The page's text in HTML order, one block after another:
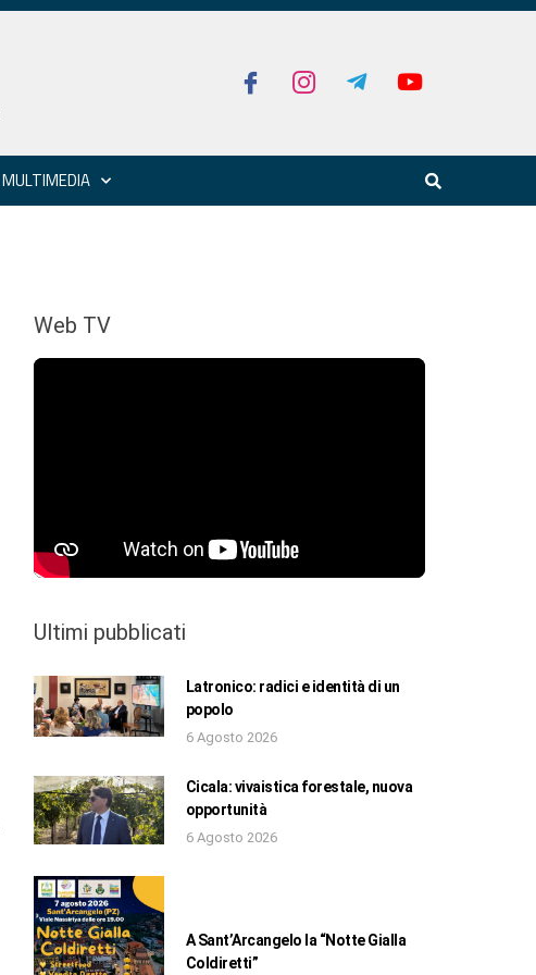
MULTIMEDIA
Web TV
Ultimi pubblicati
Latronico: radici e identità di un
popolo
6 Agosto 2026
Cicala: vivaistica forestale, nuova
opportunità
6 Agosto 2026
A Sant’Arcangelo la “Notte Gialla
Coldiretti”